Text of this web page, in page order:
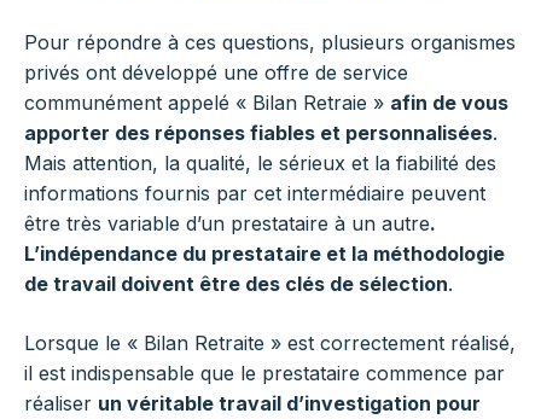
Pour répondre à ces questions, plusieurs organismes
privés ont développé une offre de service
communément appelé « Bilan Retraie » afin de vous
apporter des réponses fiables et personnalisées.
Mais attention, la qualité, le sérieux et la fiabilité des
informations fournis par cet intermédiaire peuvent
être très variable d’un prestataire à un autre.
L’indépendance du prestataire et la méthodologie
de travail doivent être des clés de sélection.
Lorsque le « Bilan Retraite » est correctement réalisé,
il est indispensable que le prestataire commence par
réaliser un véritable travail d’investigation pour